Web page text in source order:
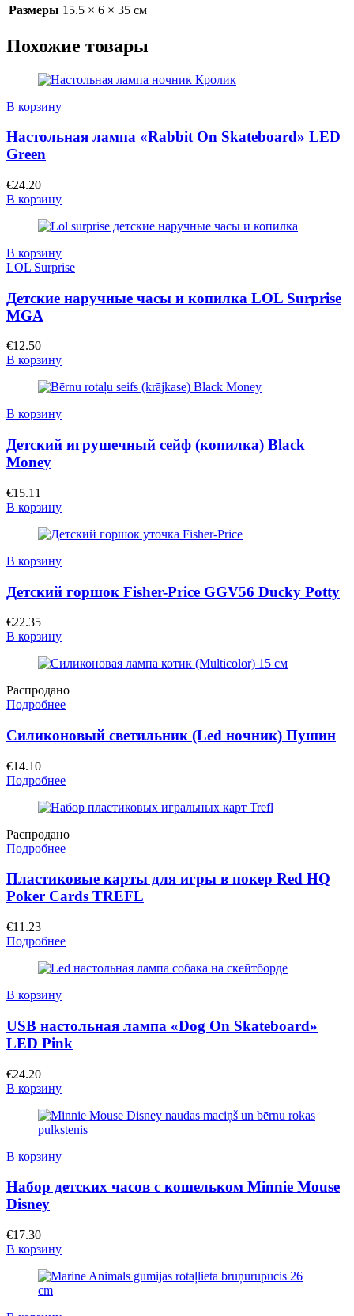
Размеры 15.5 × 6 × 35 см
Похожие товары
В корзину
Настольная лампа «Rabbit On Skateboard» LED
Green
€24.20
В корзину
В корзину
LOL Surprise
Детские наручные часы и копилка LOL Surprise
MGA
€12.50
В корзину
В корзину
Детский игрушечный сейф (копилка) Black
Money
€15.11
В корзину
В корзину
Детский горшок Fisher-Price GGV56 Ducky Potty
€22.35
В корзину
Распродано
Подробнее
Силиконовый светильник (Led ночник) Пушин
€14.10
Подробнее
Распродано
Подробнее
Пластиковые карты для игры в покер Red HQ
Poker Cards TREFL
€11.23
Подробнее
В корзину
USB настольная лампа «Dog On Skateboard»
LED Pink
€24.20
В корзину
В корзину
Набор детских часов с кошельком Minnie Mouse
Disney
€17.30
В корзину